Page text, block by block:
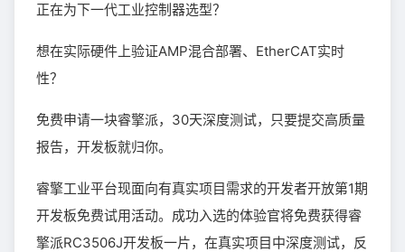
正在为下一代工业控制器选型？
想在实际硬件上验证AMP混合部署、EtherCAT实时
性？
免费申请一块睿擎派，30天深度测试，只要提交高质量
报告，开发板就归你。
睿擎工业平台现面向有真实项目需求的开发者开放第1期
开发板免费试用活动。成功入选的体验官将免费获得睿
擎派RC3506J开发板一片，在真实项目中深度测试，反